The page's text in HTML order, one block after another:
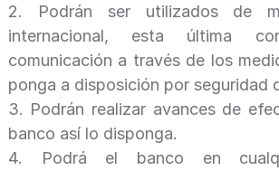
2.
Podrán ser utilizados de
internacional, esta última
comunicación a través de los
ponga a disposición por seguridad
3. Podrán realizar avances de
banco así lo disponga.
4.
Podrá el banco en